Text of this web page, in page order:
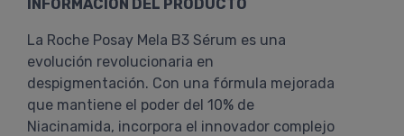
INFORMACIÓN DEL PRODUCTO
La Roche Posay Mela B3 Sérum es una
evolución revolucionaria en
despigmentación. Con una fórmula mejorada
que mantiene el poder del 10% de
Niacinamida, incorpora el innovador complejo